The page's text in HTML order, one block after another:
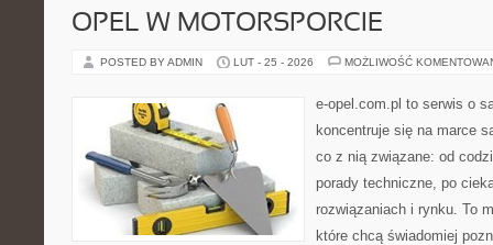
OPEL W MOTORSPORCIE
POSTED BY ADMIN LUT - 25 - 2026 MOŻLIWOŚĆ
e-opel.com.pl to serwis o
koncentruje się na marce
co z nią związane: od
porady techniczne, po
rozwiązaniach i rynku. To
które chcą świadomiej